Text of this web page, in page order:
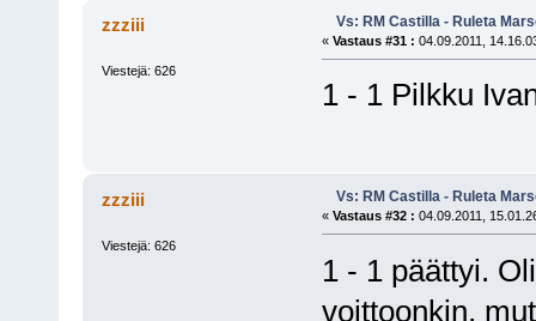
zzziii
Viestejä: 626
Vs: RM Castilla - Ruleta
« Vastaus #31 : 04.09.2011,
1 - 1 Pilkku
zzziii
Viestejä: 626
Vs: RM Castilla - Ruleta
« Vastaus #32 : 04.09.2011,
1 - 1 päättyi.
voittoonkin,